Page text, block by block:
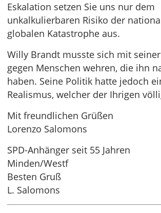
Eskalation setzen Sie uns nur dem
unkalkulierbaren Risiko der
globalen Katastrophe aus.
Willy Brandt musste sich mit
gegen Menschen wehren, die ihn
haben. Seine Politik hatte jedoch
Realismus, welcher der Ihrigen
Mit freundlichen Grüßen
Lorenzo Salomons
SPD-Anhänger seit 55 Jahren
Minden/Westf
Besten Gruß
L. Salomons